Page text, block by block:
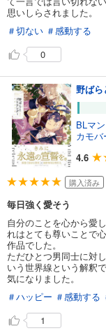
思いしらされました。
＃切ない ＃感動する
0
野ばら
BLマ
カモバ
4.6
購入済み
毎日強く愛そう
自分のことを心から愛
れはとても尊いことで
作品でした。
ただひとつ男同士に対
いう世界線という解釈
気になりました。
＃ハッピー ＃感動する
1